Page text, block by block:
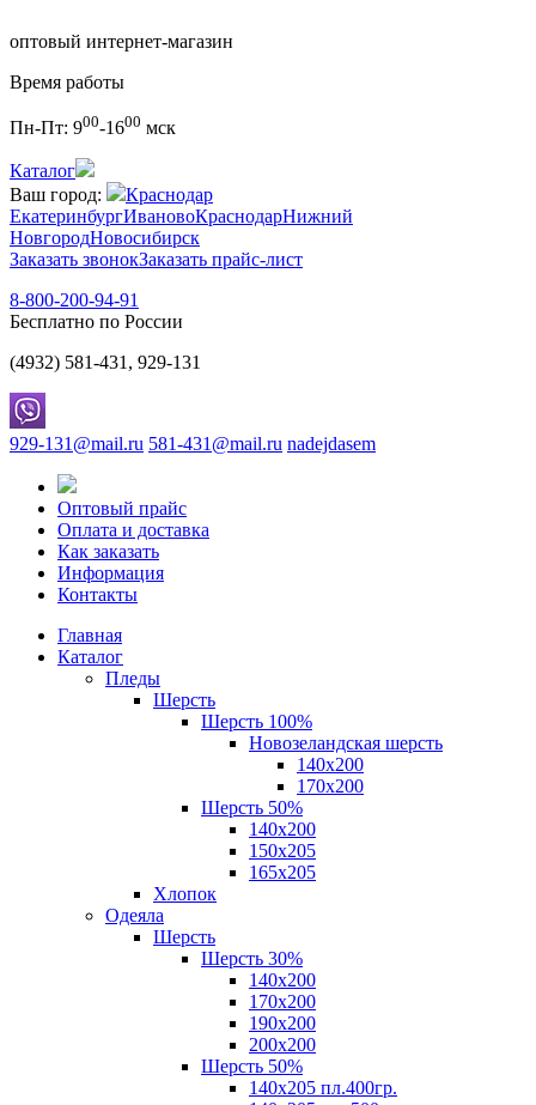
оптовый интернет-магазин
Время работы
Пн-Пт: 900-1600 мск
Каталог
Ваш город:
Краснодар
ЕкатеринбургИвановоКраснодарНижний
НовгородНовосибирск
Заказать звонокЗаказать прайс-лист
8-800-200-94-91
Бесплатно по России
(4932) 581-431, 929-131
929-131@mail.ru 581-431@mail.ru nadejdasem
Оптовый прайс
Оплата и доставка
Как заказать
Информация
Контакты
Главная
Каталог
Пледы
Шерсть
Шерсть 100%
Новозеландская шерсть
140х200
170x200
Шерсть 50%
140x200
150х205
165х205
Хлопок
Одеяла
Шерсть
Шерсть 30%
140х200
170х200
190х200
200х200
Шерсть 50%
140х205 пл.400гр.